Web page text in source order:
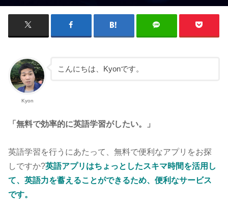
Kyon
こんにちは、Kyonです。
「無料で効率的に英語学習がしたい。」
英語学習を行うにあたって、無料で便利なアプリをお探
しですか?英語アプリはちょっとしたスキマ時間を活用し
て、英語力を蓄えることができるため、便利なサービス
です。